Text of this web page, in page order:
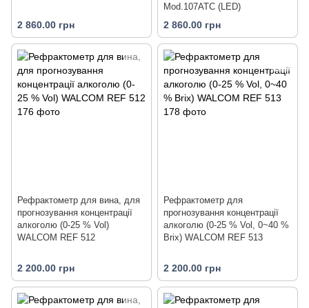
2 860.00 грн
Mod.107ATC (LED)
2 860.00 грн
Рефрактометр для вина, для
прогнозування концентрації
алкоголю (0-25 % Vol)
WALCOM REF 512
2 200.00 грн
Рефрактометр для
прогнозування концентрації
алкоголю (0-25 % Vol, 0~40 %
Brix) WALCOM REF 513
2 200.00 грн